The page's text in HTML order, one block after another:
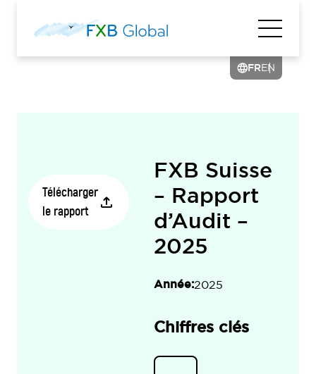
FREN
Télécharger
le rapport
FXB Suisse
– Rapport
d’Audit –
2025
Année:2025
Chiffres clés